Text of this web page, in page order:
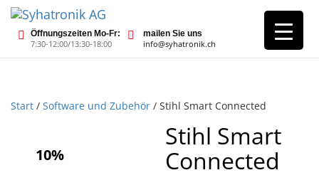
Öffnungszeiten Mo-Fr:
7:30-12:00/13:30-18:00
mailen Sie uns
info@syhatronik.ch
Start / Software und Zubehör / Stihl Smart Connected
10%
Stihl Smart
Connected